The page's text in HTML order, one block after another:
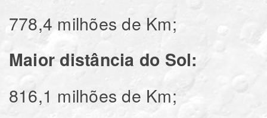
778,4 milhões de Km;
Maior distância do Sol:
816,1 milhões de Km;